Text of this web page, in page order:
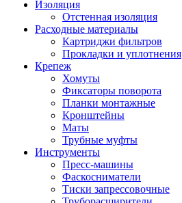
Изоляция
Отстенная изоляция
Расходные материалы
Картриджи фильтров
Прокладки и уплотнения
Крепеж
Хомуты
Фиксаторы поворота
Планки монтажные
Кронштейны
Маты
Трубные муфты
Инструменты
Пресс-машины
Фаскосниматели
Тиски запрессовочные